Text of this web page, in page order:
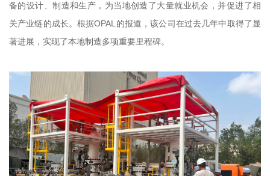
备的设计、制造和生产，为当地创造了大量就业机会，并促进了相
关产业链的成长。根据OPAL的报道，该公司在过去几年中取得了显
著进展，实现了本地制造多项重要里程碑。